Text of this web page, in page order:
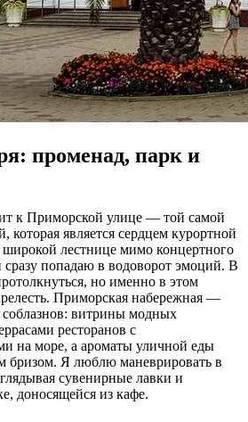
променад, парк и
к Приморской улице — той самой
которая является сердцем курортной
лестнице мимо концертного
попадаю в водоворот эмоций. В
но именно в этом
Приморская набережная —
соблазнов: витрины модных
ресторанов с
на море, а ароматы уличной еды
бризом. Я люблю маневрировать в
сувенирные лавки и
доносящейся из кафе.